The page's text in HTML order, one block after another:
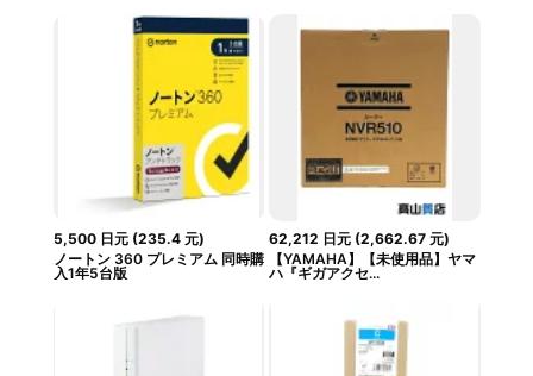
5,500 日元(235.4 元)
ノートン 360 プレミアム 同時購
入1年5台版
62,212 日元 (2,662.67 元)
【YAMAHA】【未使用品】ヤマ
ハ『ギガアクセ...